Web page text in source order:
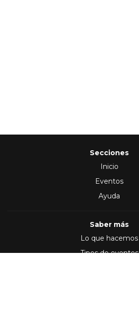
Secciones
Inicio
Eventos
Ayuda
Saber más
Lo que hacemos
Tipos de eventos